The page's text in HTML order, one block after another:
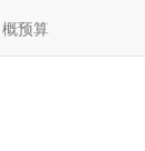
概预算